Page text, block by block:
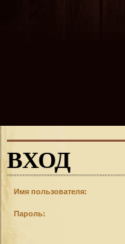
ВХОД
Имя пользователя:
Пароль: